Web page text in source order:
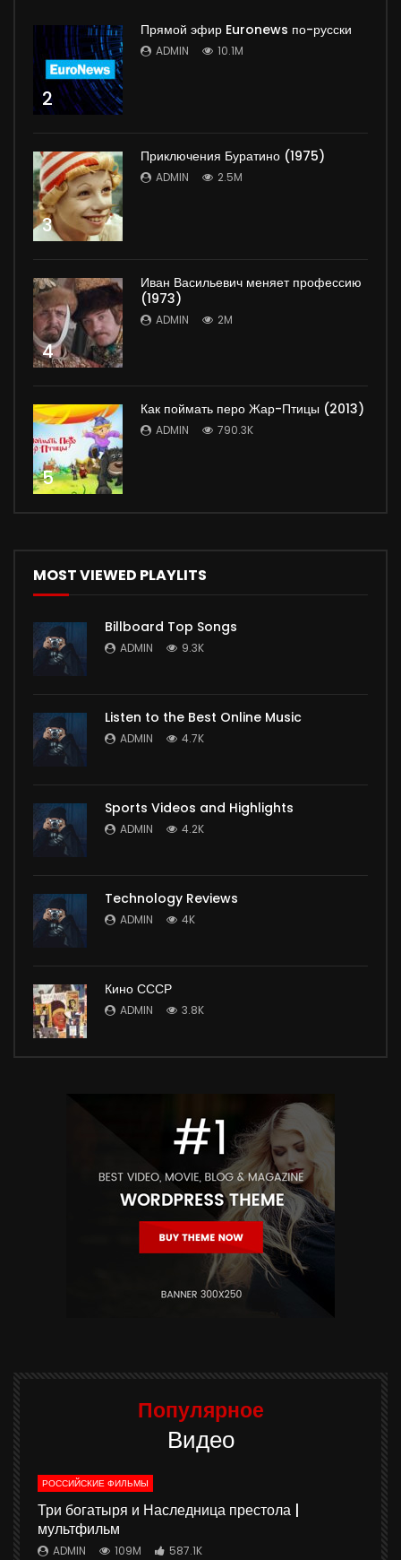
2
Прямой эфир Euronews по-русски
ADMIN 10.1M
3
Приключения Буратино (1975)
ADMIN 2.5M
4
Иван Васильевич меняет профессию
(1973)
ADMIN 2M
5
Как поймать перо Жар-Птицы (2013)
ADMIN 790.3K
MOST VIEWED PLAYLITS
Billboard Top Songs
ADMIN 9.3K
Listen to the Best Online Music
ADMIN 4.7K
Sports Videos and Highlights
ADMIN 4.2K
Technology Reviews
ADMIN 4K
Кино СССР
ADMIN 3.8K
Популярное
Видео
РОССИЙСКИЕ ФИЛЬМЫ
Три богатыря и Наследница престола |
мультфильм
ADMIN 109M 587.1K